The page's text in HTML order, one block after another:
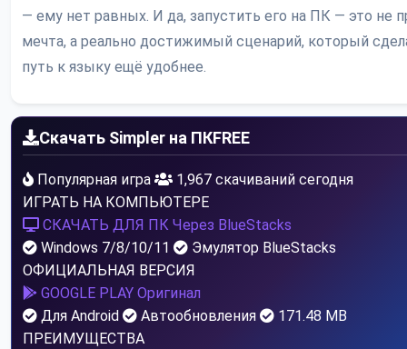
— ему нет равных. И да, запустить его на ПК — это не
мечта, а реально достижимый сценарий, который
путь к языку ещё удобнее.
Скачать Simpler на ПКFREE
Популярная игра
1,967 скачиваний сегодня
ИГРАТЬ НА КОМПЬЮТЕРЕ
СКАЧАТЬ ДЛЯ ПК Через BlueStacks
Windows 7/8/10/11
Эмулятор BlueStacks
ОФИЦИАЛЬНАЯ ВЕРСИЯ
GOOGLE PLAY Оригинал
Для Android
Автообновления
171.48 MB
ПРЕИМУЩЕСТВА